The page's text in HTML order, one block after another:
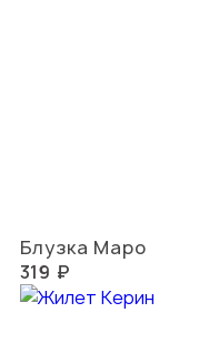
Блузка Маро
319 ₽